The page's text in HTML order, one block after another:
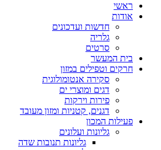
ראשי
אודות
חדשות ועדכונים
גלריה
סרטים
בית המעשר
חרקים וטפילים במזון
סקירה אנטומולוגית
דגים ומוצרי ים
פירות וירקות
דגנים, קטניות ומזון מעובד
פעילות המכון
גליונות ועלונים
גליונות תנובות שדה